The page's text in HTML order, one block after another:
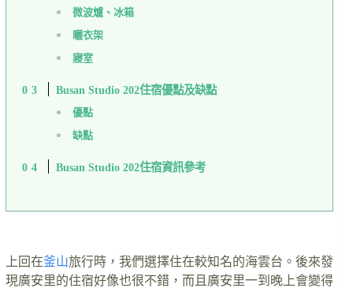
微波爐、冰箱
曬衣架
寢室
Busan Studio 202住宿優點及缺點
優點
缺點
Busan Studio 202住宿資訊參考
上回在釜山旅行時，我們選擇住在較知名的海雲台。後來發
現廣安里的住宿好像也很不錯，而且廣安里一到晚上會變得